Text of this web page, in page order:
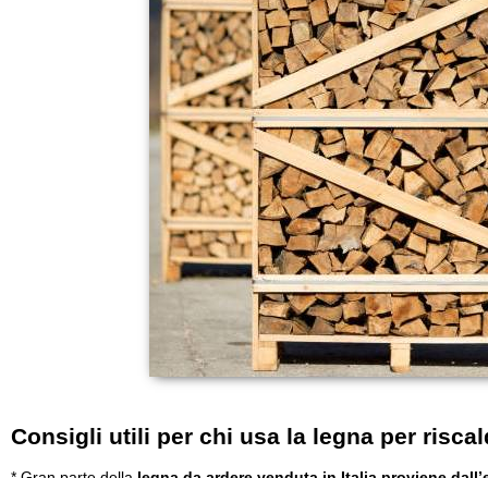
Consigli utili per chi usa la legna per